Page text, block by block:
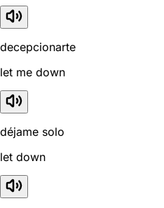
decepcionarte
let me down
déjame solo
let down